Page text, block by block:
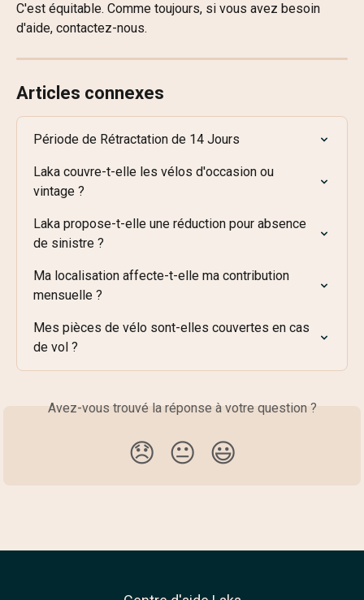
C'est équitable. Comme toujours, si vous avez besoin
d'aide, contactez-nous.
Articles connexes
Période de Rétractation de 14 Jours
Laka couvre-t-elle les vélos d'occasion ou
vintage ?
Laka propose-t-elle une réduction pour absence
de sinistre ?
Ma localisation affecte-t-elle ma contribution
mensuelle ?
Mes pièces de vélo sont-elles couvertes en cas
de vol ?
Avez-vous trouvé la réponse à votre question ?
😞 😐 😃